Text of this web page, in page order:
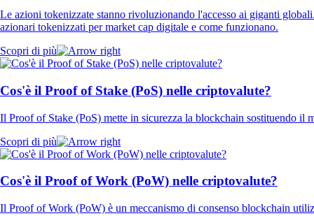
Le azioni tokenizzate stanno rivoluzionando l'accesso ai giganti
azionari tokenizzati per market cap digitale e come funzionano.
Scopri di più
Cos'è il Proof of Stake (PoS) nelle criptovalute?
Il Proof of Stake (PoS) mette in sicurezza la blockchain sostituendo
Scopri di più
Cos'è il Proof of Work (PoW) nelle criptovalute?
Il Proof of Work (PoW) è un meccanismo di consenso blockchain